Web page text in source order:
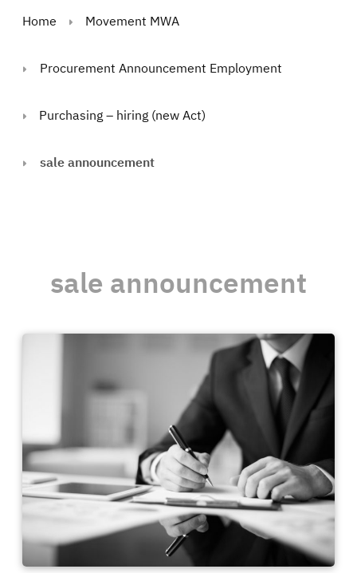
Home Movement MWA
Procurement Announcement Employment
Purchasing – hiring (new Act)
sale announcement
sale announcement